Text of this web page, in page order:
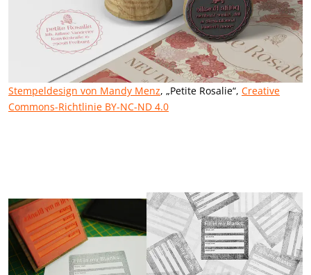
Stempeldesign von Mandy Menz, „Petite Rosalie“, Creative
Commons-Richtlinie BY-NC-ND 4.0